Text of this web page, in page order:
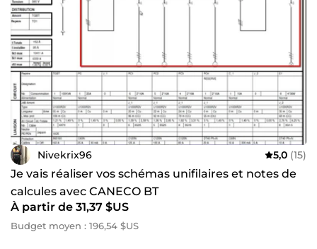
Nivekrix96 5,0 (15)
Je vais réaliser vos schémas unifilaires et notes de
calcules avec CANECO BT
À partir de 31,37 $US
Budget moyen : 196,54 $US